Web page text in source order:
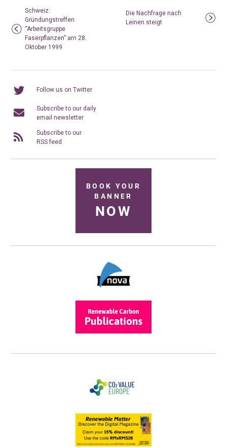
Schweiz:
Gründungstreffen
“Arbeitsgruppe
Faserpflanzen” am 28.
Oktober 1999
Die Nachfrage nach
Leinen steigt
Follow us on Twitter
Subscribe to our daily
email newsletter
Subscribe to our
RSS feed
BOOK YOUR
BANNER
NOW